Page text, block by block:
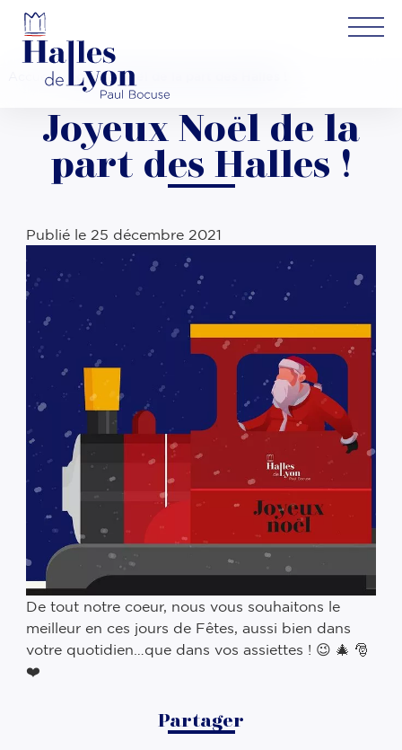
Accueil » Joyeux Noël de la part des Halles !
Joyeux Noël de la
part des Halles !
Publié le 25 décembre 2021
De tout notre coeur, nous vous souhaitons le
meilleur en ces jours de Fêtes, aussi bien dans
votre quotidien…que dans vos assiettes ! 😉 🎄 🎅
❤️
Partager